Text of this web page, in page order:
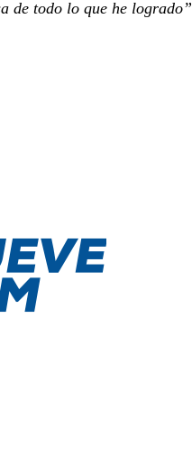
de todo lo que he logrado”